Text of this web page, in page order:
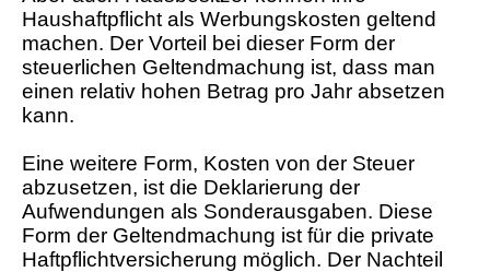
Haushaftpflicht als Werbungskosten geltend
machen. Der Vorteil bei dieser Form der
steuerlichen Geltendmachung ist, dass man
einen relativ hohen Betrag pro Jahr absetzen
kann.
Eine weitere Form, Kosten von der Steuer
abzusetzen, ist die Deklarierung der
Aufwendungen als Sonderausgaben. Diese
Form der Geltendmachung ist für die private
Haftpflichtversicherung möglich. Der Nachteil